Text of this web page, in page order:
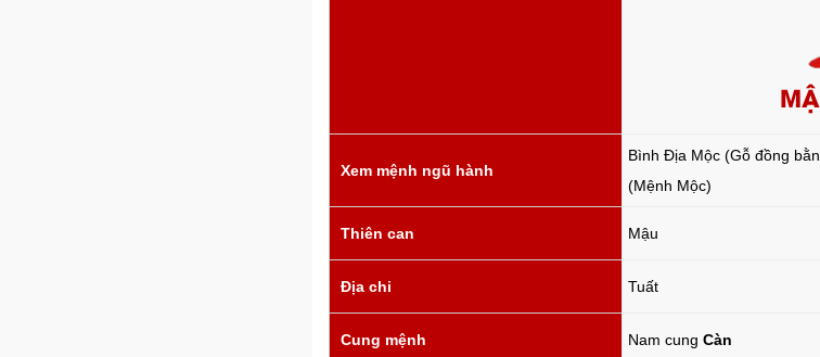
Xem mệnh ngũ hành
Bình Địa Mộc (Gỗ đồng
(Mệnh Mộc)
Thiên can Mậu
Địa chi Tuất
Cung mệnh Nam cung Càn